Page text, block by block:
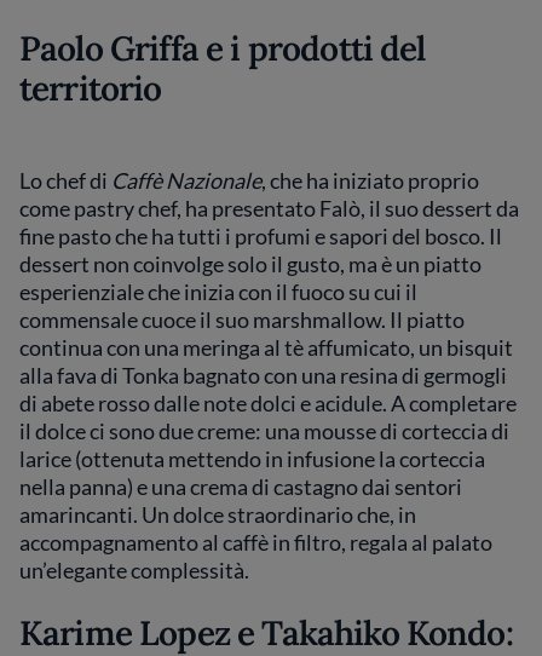
Paolo Griffa e i prodotti del
territorio
Lo chef di Caffè Nazionale, che ha iniziato proprio
come pastry chef, ha presentato Falò, il suo dessert da
fine pasto che ha tutti i profumi e sapori del bosco. Il
dessert non coinvolge solo il gusto, ma è un piatto
esperienziale che inizia con il fuoco su cui il
commensale cuoce il suo marshmallow. Il piatto
continua con una meringa al tè affumicato, un bisquit
alla fava di Tonka bagnato con una resina di germogli
di abete rosso dalle note dolci e acidule. A completare
il dolce ci sono due creme: una mousse di corteccia di
larice (ottenuta mettendo in infusione la corteccia
nella panna) e una crema di castagno dai sentori
amarincanti. Un dolce straordinario che, in
accompagnamento al caffè in filtro, regala al palato
un’elegante complessità.
Karime Lopez e Takahiko Kondo: